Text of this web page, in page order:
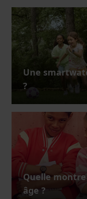
Une
?
Quelle
âge ?